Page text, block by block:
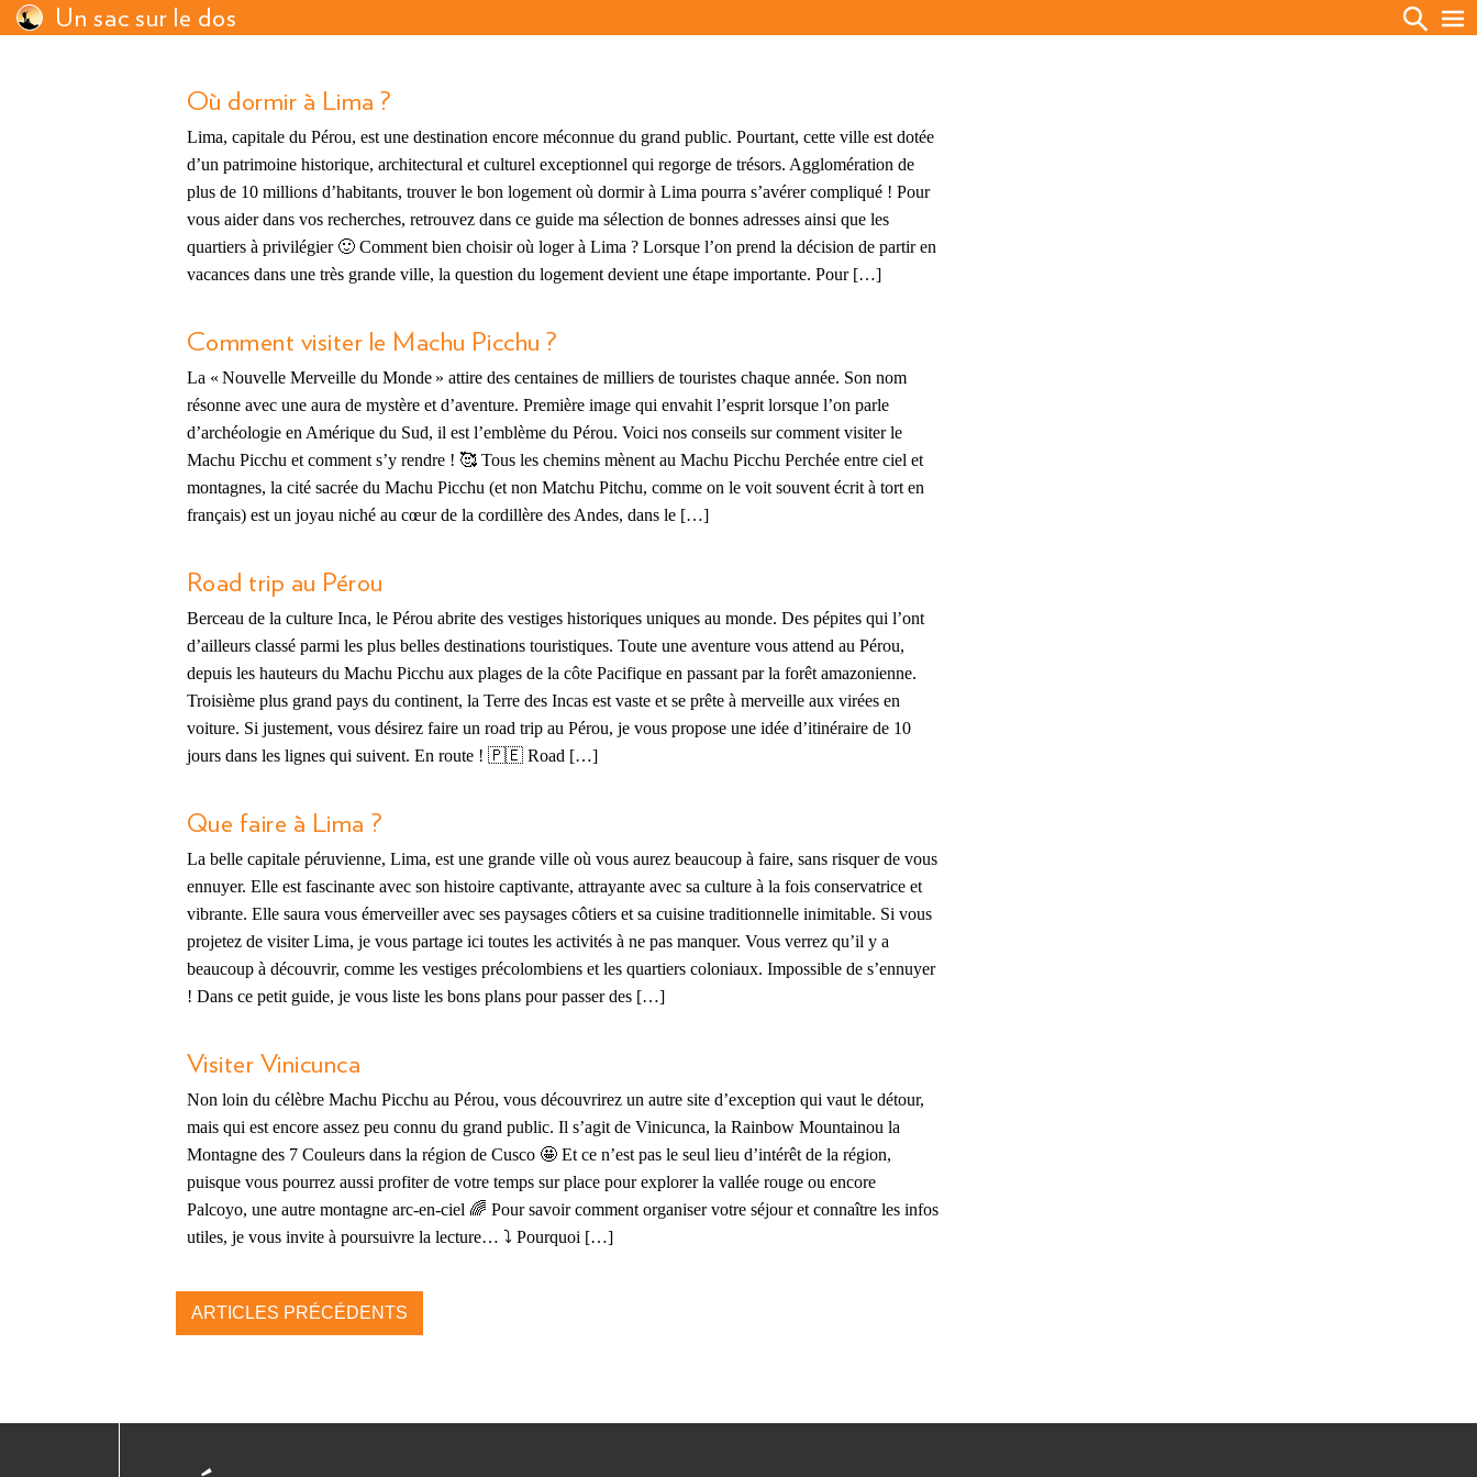
Un sac sur le dos
Où dormir à Lima ?
Lima, capitale du Pérou, est une destination encore méconnue du grand public. Pourtant, cette ville est dotée
d’un patrimoine historique, architectural et culturel exceptionnel qui regorge de trésors. Agglomération de
plus de 10 millions d’habitants, trouver le bon logement où dormir à Lima pourra s’avérer compliqué ! Pour
vous aider dans vos recherches, retrouvez dans ce guide ma sélection de bonnes adresses ainsi que les
quartiers à privilégier 🙂 Comment bien choisir où loger à Lima ? Lorsque l’on prend la décision de partir en
vacances dans une très grande ville, la question du logement devient une étape importante. Pour […]
Comment visiter le Machu Picchu ?
La « Nouvelle Merveille du Monde » attire des centaines de milliers de touristes chaque année. Son nom
résonne avec une aura de mystère et d’aventure. Première image qui envahit l’esprit lorsque l’on parle
d’archéologie en Amérique du Sud, il est l’emblème du Pérou. Voici nos conseils sur comment visiter le
Machu Picchu et comment s’y rendre ! 🥰 Tous les chemins mènent au Machu Picchu Perchée entre ciel et
montagnes, la cité sacrée du Machu Picchu (et non Matchu Pitchu, comme on le voit souvent écrit à tort en
français) est un joyau niché au cœur de la cordillère des Andes, dans le […]
Road trip au Pérou
Berceau de la culture Inca, le Pérou abrite des vestiges historiques uniques au monde. Des pépites qui l’ont
d’ailleurs classé parmi les plus belles destinations touristiques. Toute une aventure vous attend au Pérou,
depuis les hauteurs du Machu Picchu aux plages de la côte Pacifique en passant par la forêt amazonienne.
Troisième plus grand pays du continent, la Terre des Incas est vaste et se prête à merveille aux virées en
voiture. Si justement, vous désirez faire un road trip au Pérou, je vous propose une idée d’itinéraire de 10
jours dans les lignes qui suivent. En route ! 🇵🇪 Road […]
Que faire à Lima ?
La belle capitale péruvienne, Lima, est une grande ville où vous aurez beaucoup à faire, sans risquer de vous
ennuyer. Elle est fascinante avec son histoire captivante, attrayante avec sa culture à la fois conservatrice et
vibrante. Elle saura vous émerveiller avec ses paysages côtiers et sa cuisine traditionnelle inimitable. Si vous
projetez de visiter Lima, je vous partage ici toutes les activités à ne pas manquer. Vous verrez qu’il y a
beaucoup à découvrir, comme les vestiges précolombiens et les quartiers coloniaux. Impossible de s’ennuyer
! Dans ce petit guide, je vous liste les bons plans pour passer des […]
Visiter Vinicunca
Non loin du célèbre Machu Picchu au Pérou, vous découvrirez un autre site d’exception qui vaut le détour,
mais qui est encore assez peu connu du grand public. Il s’agit de Vinicunca, la Rainbow Mountainou la
Montagne des 7 Couleurs dans la région de Cusco 🤩 Et ce n’est pas le seul lieu d’intérêt de la région,
puisque vous pourrez aussi profiter de votre temps sur place pour explorer la vallée rouge ou encore
Palcoyo, une autre montagne arc-en-ciel 🌈 Pour savoir comment organiser votre séjour et connaître les infos
utiles, je vous invite à poursuivre la lecture… ⤵️ Pourquoi […]
ARTICLES PRÉCÉDENTS